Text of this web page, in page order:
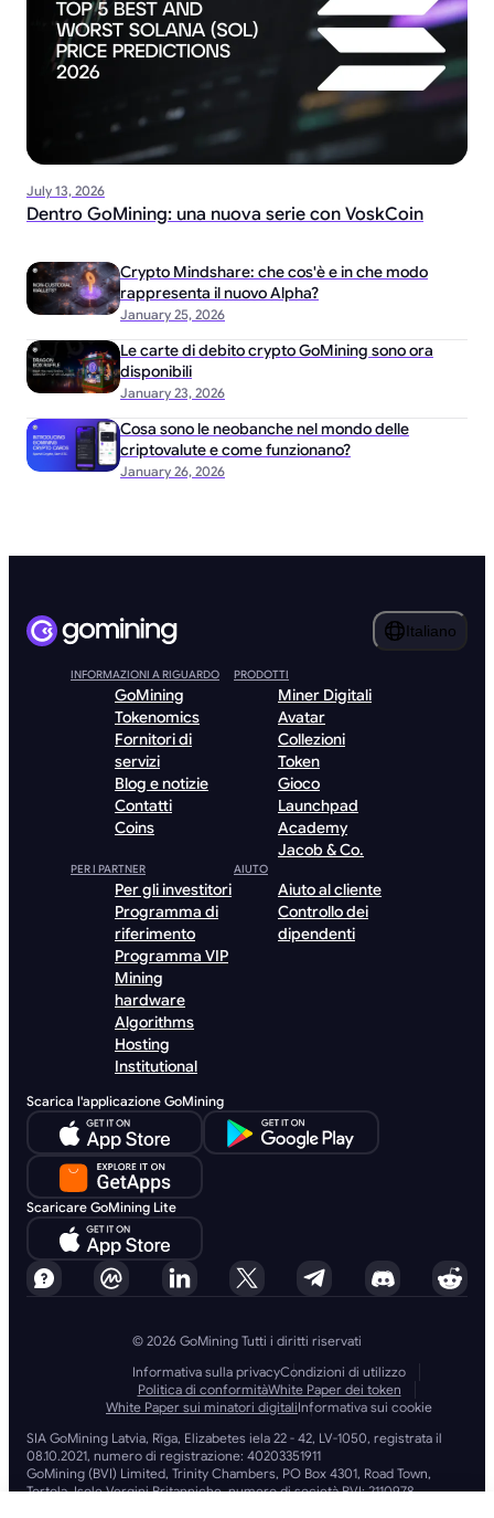
July 13, 2026
Dentro GoMining: una nuova serie con VoskCoin
January 25, 2026
Crypto Mindshare: che cos'è e in che modo
rappresenta il nuovo Alpha?
January 23, 2026
Le carte di debito crypto GoMining sono ora
disponibili
January 26, 2026
Cosa sono le neobanche nel mondo delle
criptovalute e come funzionano?
Italiano
INFORMAZIONI A RIGUARDO
GoMining
Tokenomics
Fornitori di
servizi
Blog e notizie
Contatti
Coins
PRODOTTI
Miner Digitali
Avatar
Collezioni
Token
Gioco
Launchpad
Academy
Jacob & Co.
PER I PARTNER
Per gli investitori
Programma di
riferimento
Programma VIP
Mining
hardware
Algorithms
Hosting
Institutional
AIUTO
Aiuto al cliente
Controllo dei
dipendenti
Scarica l'applicazione GoMining
Scaricare GoMining Lite
© 2026 GoMining Tutti i diritti riservati
Informativa sulla privacyCondizioni di utilizzo
Politica di conformitàWhite Paper dei token
White Paper sui minatori digitaliInformativa sui cookie
SIA GoMining Latvia, Rīga, Elizabetes iela 22 - 42, LV-1050, registrata il
08.10.2021, numero di registrazione: 40203351911
GoMining (BVI) Limited, Trinity Chambers, PO Box 4301, Road Town,
Tortola, Isole Vergini Britanniche, numero di società BVI: 2110978